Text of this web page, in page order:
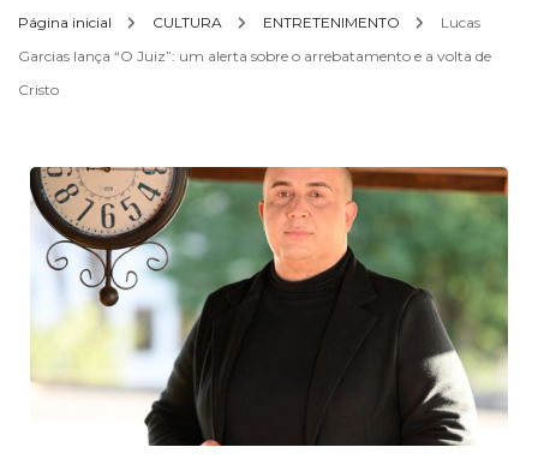
Página inicial CULTURA ENTRETENIMENTO
Lucas
Garcias lança “O Juiz”: um alerta sobre o arrebatamento e a volta de
Cristo